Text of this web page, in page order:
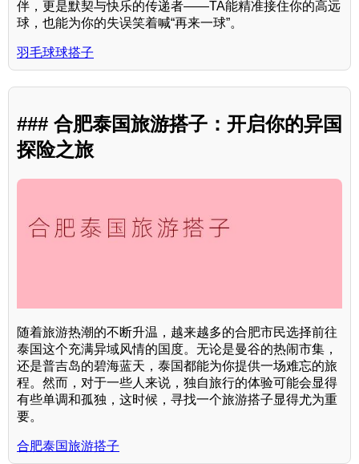
伴，更是默契与快乐的传递者——TA能精准接住你的高远
球，也能为你的失误笑着喊“再来一球”。
羽毛球球搭子
### 合肥泰国旅游搭子：开启你的异国
探险之旅
随着旅游热潮的不断升温，越来越多的合肥市民选择前往
泰国这个充满异域风情的国度。无论是曼谷的热闹市集，
还是普吉岛的碧海蓝天，泰国都能为你提供一场难忘的旅
程。然而，对于一些人来说，独自旅行的体验可能会显得
有些单调和孤独，这时候，寻找一个旅游搭子显得尤为重
要。
合肥泰国旅游搭子